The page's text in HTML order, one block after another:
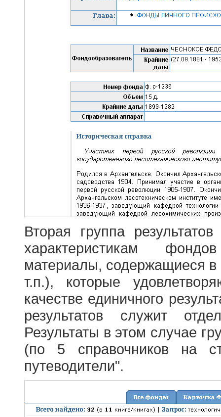
Вторая группа
характеристикам
материалы, содержащиеся в
т.п.), которые
качестве единичного
результатов служит
Результаты в этом случае
(по 5 справочников на
путеводители".